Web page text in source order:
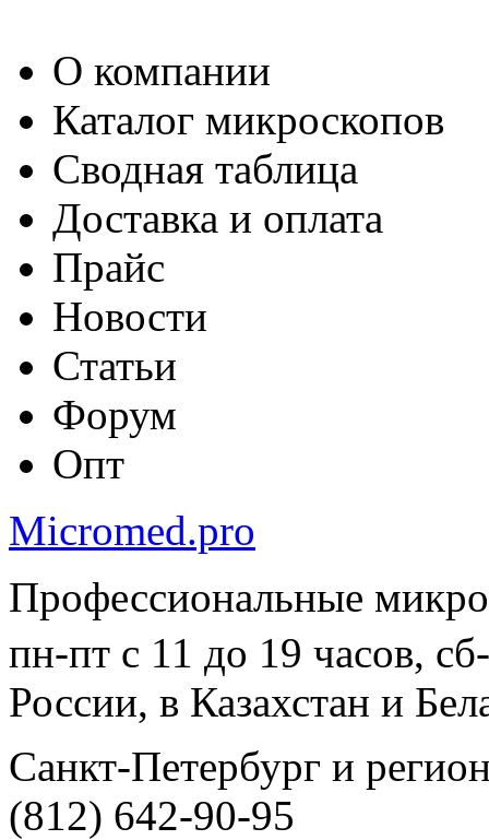
О компании
Каталог микроскопов
Сводная таблица
Доставка и оплата
Прайс
Новости
Статьи
Форум
Опт
Micromed.pro
Профессиональные
пн-пт с 11 до 19 часов,
России, в Казахстан и
Санкт-Петербург и
(812) 642-90-95